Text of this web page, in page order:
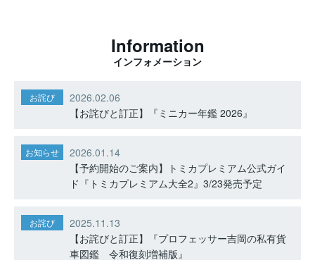
Information
インフォメーション
お詫び
2026.02.06
【お詫びと訂正】『ミニカー年鑑 2026』
お知らせ
2026.01.14
【予約開始のご案内】トミカプレミアム公式ガイ
ド『トミカプレミアム大全2』3/23発売予定
お詫び
2025.11.13
【お詫びと訂正】『プロフェッサー吉岡の私有貨
車図鑑 令和復刻増補版』